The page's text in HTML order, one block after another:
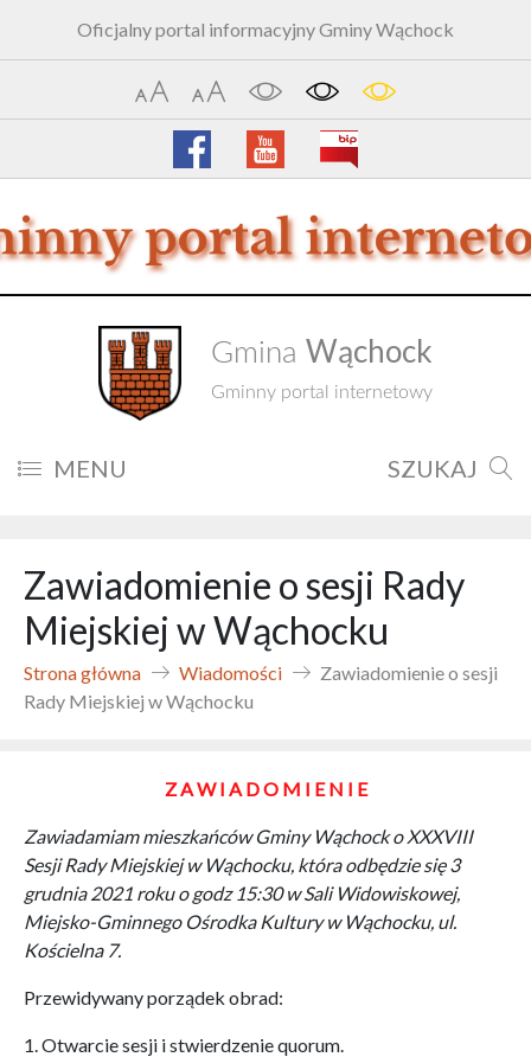
Oficjalny portal informacyjny Gminy Wąchock
Gmina Wąchock
Gminny portal internetowy
MENU SZUKAJ
Zawiadomienie o sesji Rady
Miejskiej w Wąchocku
Strona główna Wiadomości
Zawiadomienie o sesji
Rady Miejskiej w Wąchocku
Z A W I A D O M I E N I E
Zawiadamiam mieszkańców Gminy Wąchock o XXXVIII
Sesji Rady Miejskiej w Wąchocku, która odbędzie się 3
grudnia 2021 roku o godz 15:30 w Sali Widowiskowej,
Miejsko-Gminnego Ośrodka Kultury w Wąchocku, ul.
Kościelna 7.
Przewidywany porządek obrad:
1. Otwarcie sesji i stwierdzenie quorum.